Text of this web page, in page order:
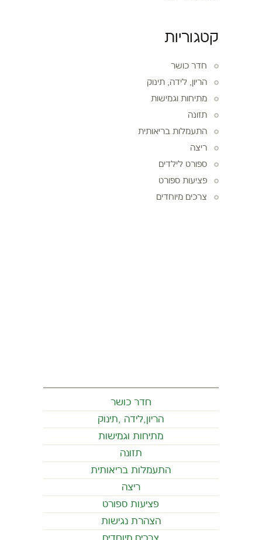
קטגוריות
חדר כושר
הריון, לידה, תינוק
מתיחות וגמישות
תזונה
התעמלות בריאותית
ריצה
ספורט לילדים
פציעות ספורט
צרכים מיוחדים
חדר כושר
הריון,לידה ,תינוק
מתיחות וגמישות
תזונה
התעמלות בריאותית
ריצה
פציעות ספורט
הצהרת נגישות